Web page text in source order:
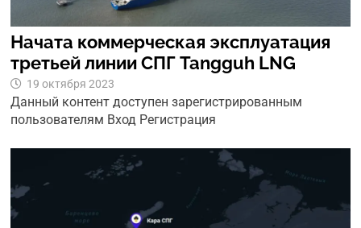
Начата коммерческая эксплуатация
третьей линии СПГ Tangguh LNG
19 октября 2023
Данный контент доступен зарегистрированным
пользователям Вход Регистрация